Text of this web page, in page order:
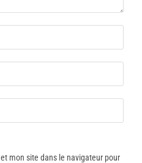
mon site dans le navigateur pour